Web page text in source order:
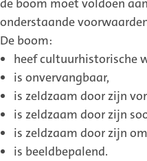
de boom moet voldoen
onderstaande
De boom:
heef cultuurhistorische
is onvervangbaar,
is zeldzaam door zijn
is zeldzaam door zijn
is zeldzaam door zijn
is beeldbepalend.